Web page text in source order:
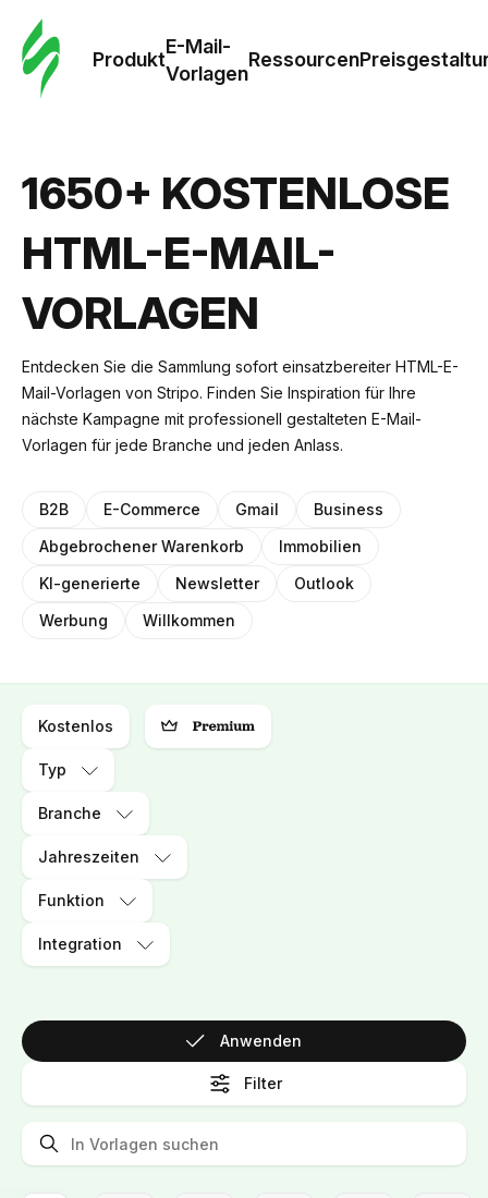
Produkt
E-Mail-
Vorlagen
Ressourcen
1650+ KOSTENLOSE
HTML-E-MAIL-
VORLAGEN
Entdecken Sie die Sammlung sofort einsatzbereiter HTML-E-
Mail-Vorlagen von Stripo. Finden Sie Inspiration für Ihre
nächste Kampagne mit professionell gestalteten E-Mail-
Vorlagen für jede Branche und jeden Anlass.
B2B E-Commerce Gmail
Business
Abgebrochener Warenkorb
Immobilien
KI-generierte
Newsletter
Outlook
Werbung
Willkommen
Kostenlos
Typ
Branche
Jahreszeiten
Funktion
Integration
Anwenden
Filter